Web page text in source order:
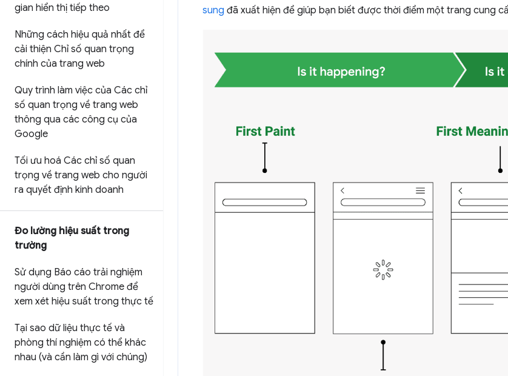
gian hiển thị tiếp theo
Những cách hiệu quả nhất để
cải thiện Chỉ số quan trọng
chính của trang web
Quy trình làm việc của Các chỉ
số quan trọng về trang web
thông qua các công cụ của
Google
Tối ưu hoá Các chỉ số quan
trọng về trang web cho người
ra quyết định kinh doanh
Đo lường hiệu suất trong
trường
Sử dụng Báo cáo trải nghiệm
người dùng trên Chrome để
xem xét hiệu suất trong thực tế
Tại sao dữ liệu thực tế và
phòng thí nghiệm có thể khác
nhau (và cần làm gì với chúng)
sung đã xuất hiện để giúp bạn biết được thời điểm một trang cung